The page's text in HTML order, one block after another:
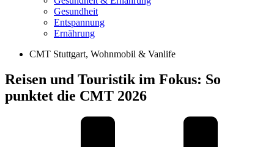
Gesundheit
Entspannung
Ernährung
CMT Stuttgart, Wohnmobil & Vanlife
Reisen und Touristik im Fokus: So
punktet die CMT 2026